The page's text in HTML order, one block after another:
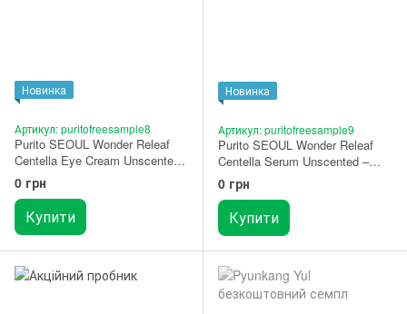
Новинка
Артикул: puritofreesample8
Purito SEOUL Wonder Releaf
Centella Eye Cream Unscented
– крем під очі з центеллою
ПРОБНИК
0 грн
Купити
Новинка
Артикул: puritofreesample9
Purito SEOUL Wonder Releaf
Centella Serum Unscented –
сироватка для чутливої шкіри
без ефірних олій ПРОБНИК
0 грн
Купити